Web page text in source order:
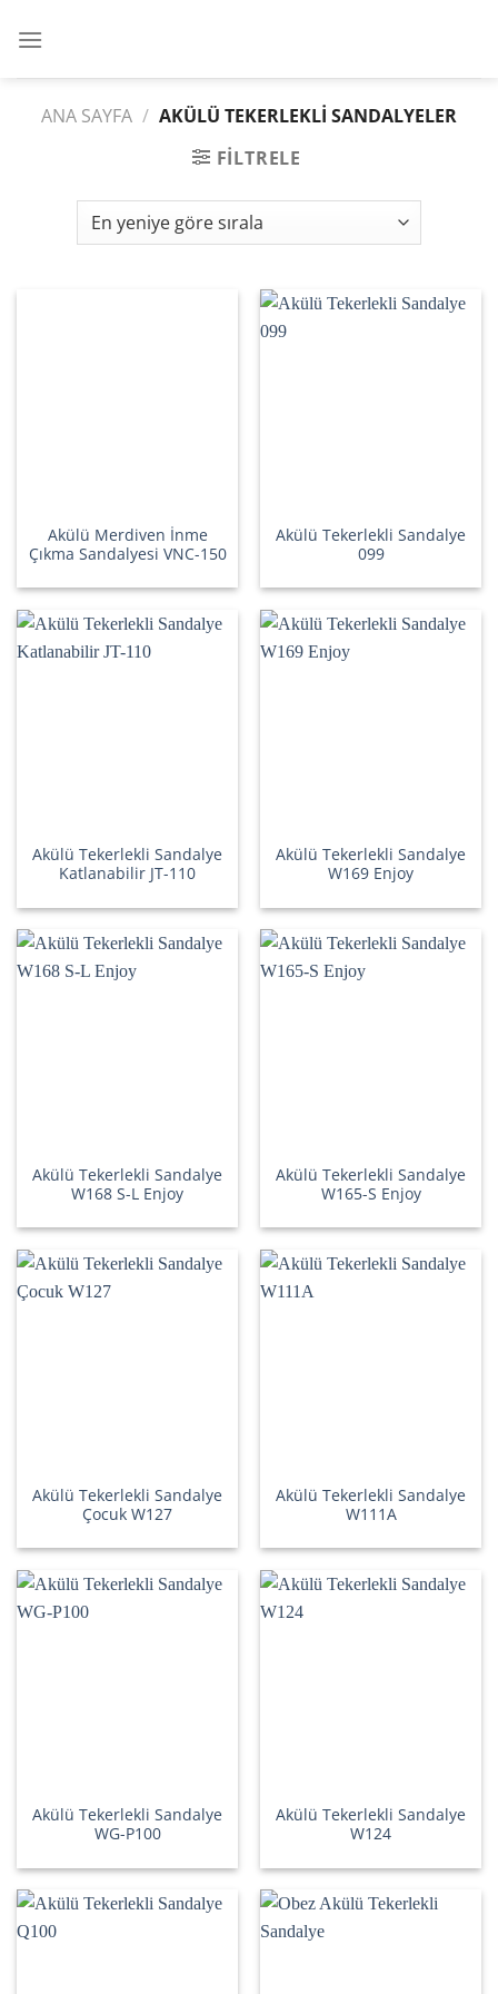
atla
ANA SAYFA / AKÜLÜ TEKERLEKLI SANDALYELER
FILTRELE
Akülü Merdiven İnme
Çıkma Sandalyesi VNC-150
Akülü Tekerlekli Sandalye
099
Akülü Tekerlekli Sandalye
Katlanabilir JT-110
Akülü Tekerlekli Sandalye
W169 Enjoy
Akülü Tekerlekli Sandalye
W168 S-L Enjoy
Akülü Tekerlekli Sandalye
W165-S Enjoy
Akülü Tekerlekli Sandalye
Çocuk W127
Akülü Tekerlekli Sandalye
W111A
Akülü Tekerlekli Sandalye
WG-P100
Akülü Tekerlekli Sandalye
W124